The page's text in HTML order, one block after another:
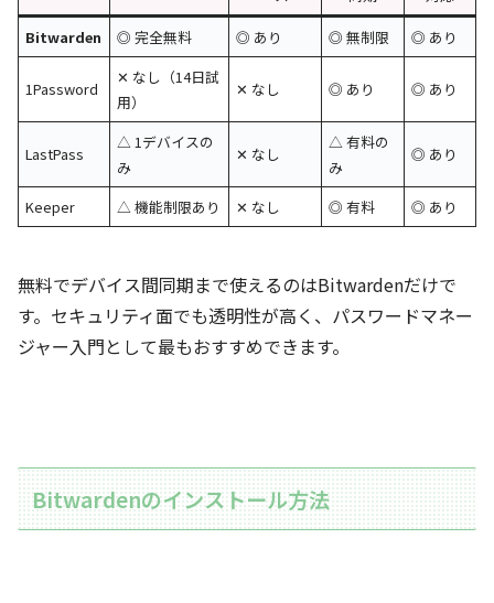
Bitwarden
◎ 完全無料 ◎ あり ◎ 無制限 ◎ あり
1Password
✕ なし（14日試
用）
✕ なし ◎ あり ◎ あり
LastPass
△ 1デバイスの
み
✕ なし
△ 有料の
み
◎ あり
Keeper △ 機能制限あり ✕ なし ◎ 有料 ◎ あり
無料でデバイス間同期まで使えるのはBitwardenだけで
す。セキュリティ面でも透明性が高く、パスワードマネー
ジャー入門として最もおすすめできます。
Bitwardenのインストール方法